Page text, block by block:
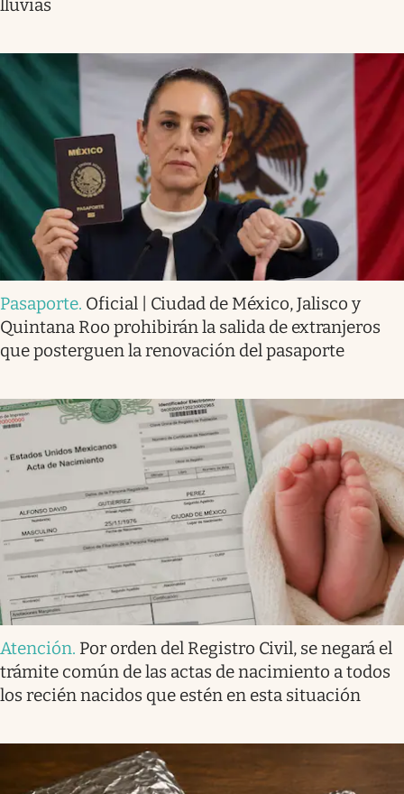
lluvias
Pasaporte. Oficial | Ciudad de México, Jalisco y
Quintana Roo prohibirán la salida de extranjeros
que posterguen la renovación del pasaporte
Atención. Por orden del Registro Civil, se negará el
trámite común de las actas de nacimiento a todos
los recién nacidos que estén en esta situación